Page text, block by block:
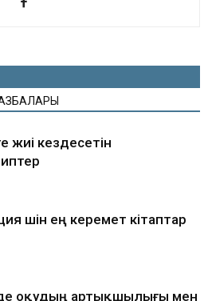
жиі кездесетін
үшін ең керемет кітаптар
оқудың артықшылығы мен